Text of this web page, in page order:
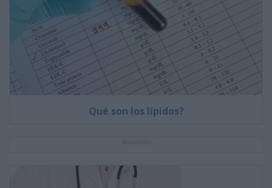
Qué son los lípidos?